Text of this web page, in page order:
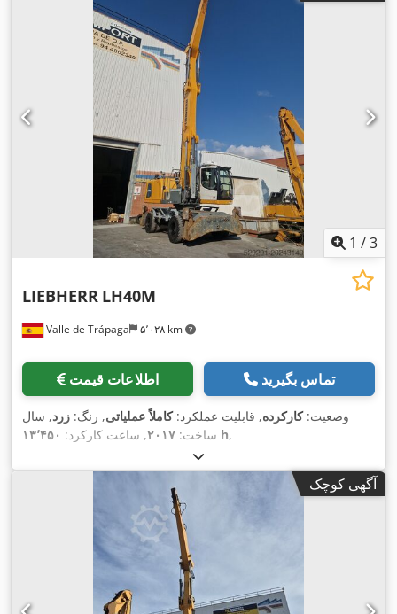
1 /3
Valle de Trápaga ۵٬۰۲۸ km
LIEBHERR LH40M
اطلاعات قیمت تماس بگیرید
وضعیت:کارکرده, قابلیت عملکرد:کاملاً عملیاتی, رنگ: زرد, سال
ساخت: ۲۰۱۷, ساعت کارکرد: ۱۳٬۴۵۰ h,
آگهی کوچک